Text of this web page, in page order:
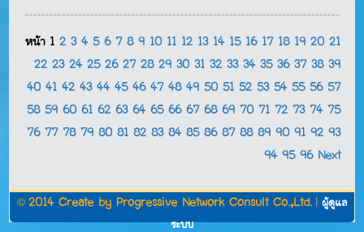
หน้า 1 2 3 4 5 6 7 8 9 10 11 12 13 14 15 16 17 18 19 20 21
22 23 24 25 26 27 28 29 30 31 32 33 34 35 36 37 38 39
40 41 42 43 44 45 46 47 48 49 50 51 52 53 54 55 56 57
58 59 60 61 62 63 64 65 66 67 68 69 70 71 72 73 74 75
76 77 78 79 80 81 82 83 84 85 86 87 88 89 90 91 92 93
94 95 96 Next
© 2014 Create by Progressive Network Consult Co.,Ltd. ผู้ดูแล
ระบบ